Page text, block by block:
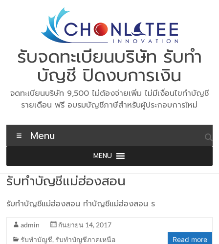
รับจดทะเบียนบริษัท รับทำ
บัญชี ปิดงบการเงิน
จดทะเบียนบริษัท 9,500 ไม่ต้องจ่ายเพิ่ม ไม่มีเงื่อนไขทำบัญชี
รายเดือน ฟรี อบรมบัญชีภาษีสำหรับผู้ประกอบการใหม่
Menu
MENU
รับทำบัญชีแม่ฮ่องสอน
รับทำบัญชีแม่ฮ่องสอน ทำบัญชีแม่ฮ่องสอน ร
admin
กันยายน 14, 2017
รับทำบัญชี, รับทำบัญชีภาคเหนือ Read more